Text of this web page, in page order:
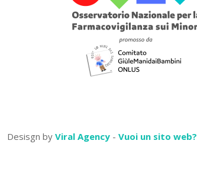
Desisgn by Viral Agency - Vuoi un sito web?